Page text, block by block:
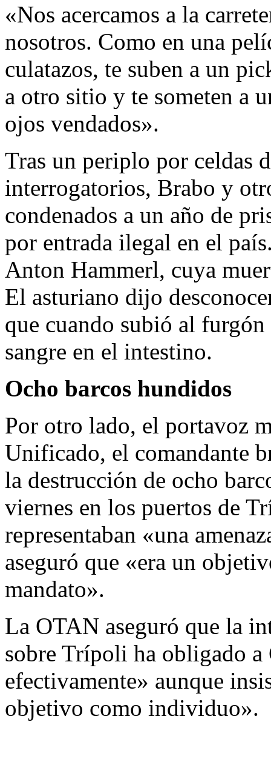
«Nos acercamos a la
nosotros. Como en una
culatazos, te suben a un
a otro sitio y te someten a
ojos vendados».
Tras un periplo por celdas
interrogatorios, Brabo y
condenados a un año de
por entrada ilegal en el
Anton Hammerl, cuya
El asturiano dijo
que cuando subió al
sangre en el intestino.
Ocho barcos hundidos
Por otro lado, el portavoz
Unificado, el comandante
la destrucción de ocho
viernes en los puertos de
representaban «una
aseguró que «era un
mandato».
La OTAN aseguró que la
sobre Trípoli ha obligado a
efectivamente» aunque
objetivo como individuo».